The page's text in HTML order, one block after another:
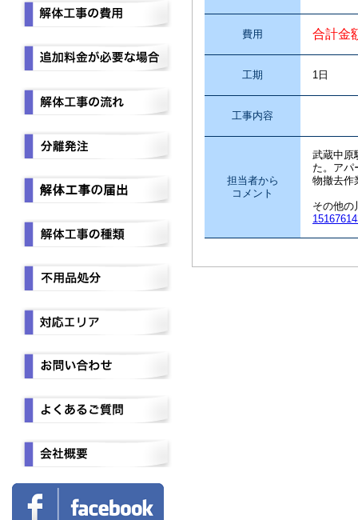
費用 合計金
工期 1日
工事内容
担当者から
コメント
武蔵中原
た。アパ
物撤去作
その他